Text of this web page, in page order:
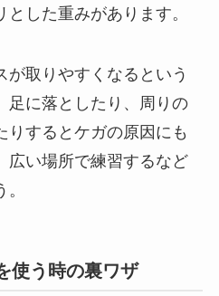
した重みがあります。
が取りやすくなるという
足に落としたり、周りの
りするとケガの原因にも
広い場所で練習するなど
使う時の裏ワザ